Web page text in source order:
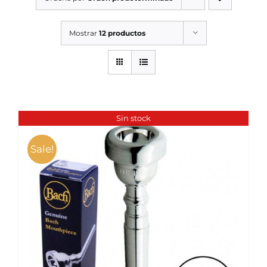
SERVICIOS TALLER
SERVICIOS TALLER
Mostrar 12 productos
Sin stock
Sale!